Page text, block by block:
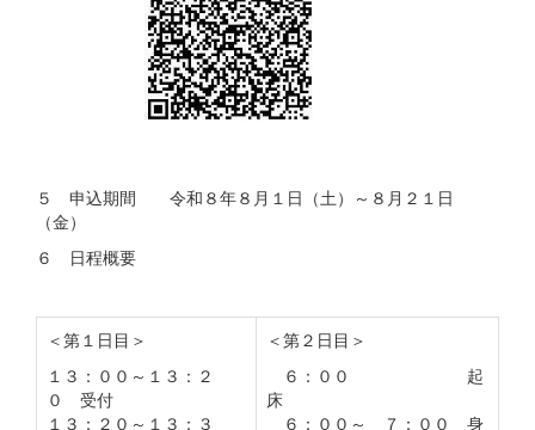
５ 申込期間 令和８年８月１日（土）～８月２１日
（金）
６ 日程概要
＜第１日目＞
１３：００～１３：２
０ 受付
１３：２０～１３：３
＜第２日目＞
６：００ 起
床
６：００～ ７：００ 身